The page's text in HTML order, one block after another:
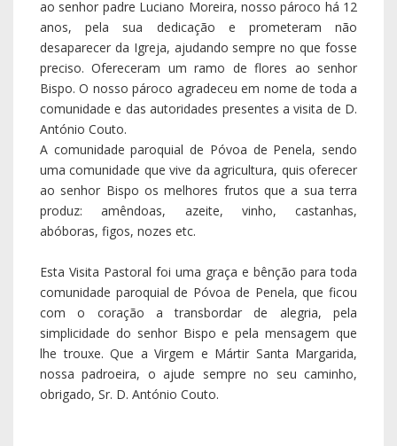
ao senhor padre Luciano Moreira, nosso pároco há 12
anos, pela sua dedicação e prometeram não
desaparecer da Igreja, ajudando sempre no que fosse
preciso. Ofereceram um ramo de flores ao senhor
Bispo. O nosso pároco agradeceu em nome de toda a
comunidade e das autoridades presentes a visita de D.
António Couto.
A comunidade paroquial de Póvoa de Penela, sendo
uma comunidade que vive da agricultura, quis oferecer
ao senhor Bispo os melhores frutos que a sua terra
produz: amêndoas, azeite, vinho, castanhas,
abóboras, figos, nozes etc.
Esta Visita Pastoral foi uma graça e bênção para toda
comunidade paroquial de Póvoa de Penela, que ficou
com o coração a transbordar de alegria, pela
simplicidade do senhor Bispo e pela mensagem que
lhe trouxe. Que a Virgem e Mártir Santa Margarida,
nossa padroeira, o ajude sempre no seu caminho,
obrigado, Sr. D. António Couto.